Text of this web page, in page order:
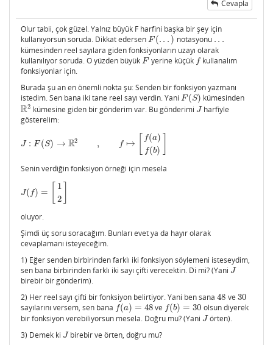
Cevapla
Olur tabii, çok güzel. Yalnız büyük F harfini başka bir şey için
kullanıyorsun soruda. Dikkat edersen F (. . . )
F(..) notasyonu . . .
.. .
kümesinden reel sayılara giden fonksiyonların uzayı olarak
kullanılıyor soruda. O yüzden büyük F
F yerine küçük f
f kullanalım
fonksiyonlar için.
Burada şu an en önemli nokta şu: Senden bir fonksiyon yazmanı
istedim. Sen bana iki tane reel sayı verdin. Yani F (S)
F(S) kümesinden
R2
R2 kümesine giden bir gönderim var. Bu gönderimi J
J harfiyle
gösterelim:
J : F(S) → R2 , f ↦
f(a)
f(b)
J:F (S)→ ↦ b )]
Senin verdiğin fonksiyon örneği için mesela
J( f) =
1
2
J(f =[1
oluyor.
Şimdi üç soru soracağım. Bunları evet ya da hayır olarak
cevaplamanı isteyeceğim.
1) Eğer senden birbirinden farklı iki fonksiyon söylemeni isteseydim,
sen bana birbirinden farklı iki sayı çifti verecektin. Di mi? (Yani J
J
birebir bir gönderim).
2) Her reel sayı çifti bir fonksiyon belirtiyor. Yani ben sana 48
48 ve 30
30
sayılarını versem, sen bana f(a) = 48
f(a)=48 ve f(b) = 30
f(b)= 30
olsun diyerek
bir fonksiyon verebiliyorsun mesela. Doğru mu? (Yani J
J örten).
3) Demek ki J
J birebir ve örten, doğru mu?